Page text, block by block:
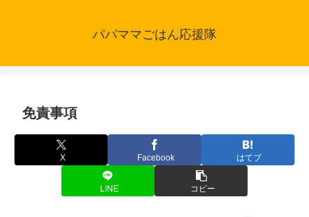
パパママごはん応援隊
免責事項
X Facebook はてブ
LINE コピー